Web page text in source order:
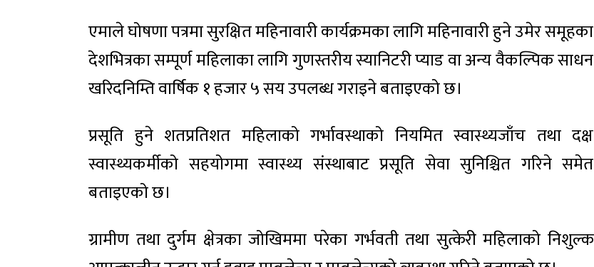
एमाले घोषणा पत्रमा सुरक्षित महिनावारी कार्यक्रमका लागि महिनावारी हुने उमेर समूहका
देशभित्रका सम्पूर्ण महिलाका लागि गुणस्तरीय स्यानिटरी प्याड वा अन्य वैकल्पिक साधन
खरिदनिम्ति वार्षिक १ हजार ५ सय उपलब्ध गराइने बताइएको छ।
प्रसूति हुने शतप्रतिशत महिलाको गर्भावस्थाको नियमित स्वास्थ्यजाँच तथा दक्ष
स्वास्थ्यकर्मीको सहयोगमा स्वास्थ्य संस्थाबाट प्रसूति सेवा सुनिश्चित गरिने समेत
बताइएको छ।
ग्रामीण तथा दुर्गम क्षेत्रका जोखिममा परेका गर्भवती तथा सुत्केरी महिलाको निशुल्क